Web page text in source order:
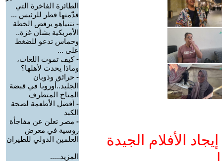
الأفلام الجيدة
الطائرة الفاخرة التي
قدّمتها قطر للرئيس ...
- نتنياهو يرفض الخطة
الأمريكية بشأن غزة..
وحماس تدعو للضغط
على ...
-كيف تموت اللغات،
وماذا يحدث لأهلها؟
- حرائق وذوبان
الجليد..أوروبا في قبضة
المناخ المتطرف
- أفضل الأطعمة لصحة
الكبد
- مصر تعلن عن مفاجأة
روسية في معرض
العلمين الدولي للطيران
المزيد.....